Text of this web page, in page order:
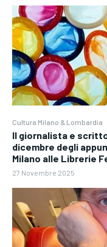
Cultura Milano & Lombardia
Il giornalista e
dicembre degli
Milano alle Librerie
27 Novembre 2025